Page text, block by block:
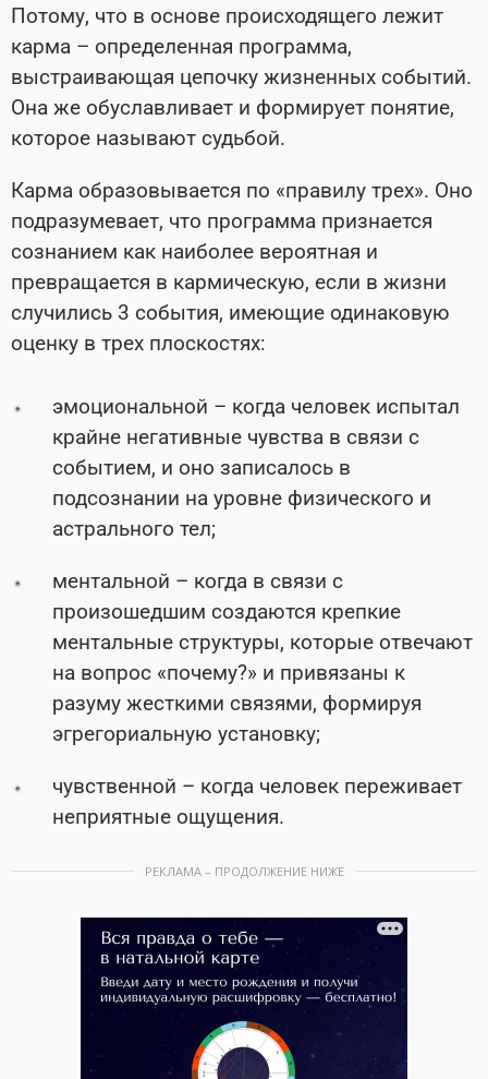
Потому, что в основе происходящего лежит
карма – определенная программа,
выстраивающая цепочку жизненных событий.
Она же обуславливает и формирует понятие,
которое называют судьбой.
Карма образовывается по «правилу трех». Оно
подразумевает, что программа признается
сознанием как наиболее вероятная и
превращается в кармическую, если в жизни
случились 3 события, имеющие одинаковую
оценку в трех плоскостях:
эмоциональной – когда человек испытал
крайне негативные чувства в связи с
событием, и оно записалось в
подсознании на уровне физического и
астрального тел;
ментальной – когда в связи с
произошедшим создаются крепкие
ментальные структуры, которые отвечают
на вопрос «почему?» и привязаны к
разуму жесткими связями, формируя
эгрегориальную установку;
чувственной – когда человек переживает
неприятные ощущения.
РЕКЛАМА – ПРОДОЛЖЕНИЕ НИЖЕ